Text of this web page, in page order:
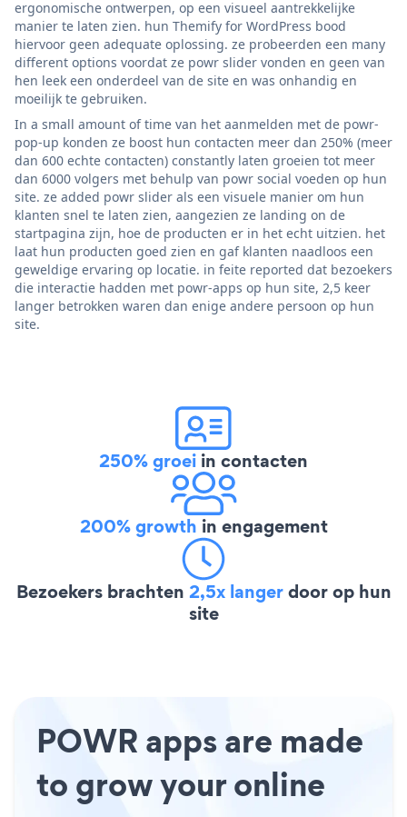
ergonomische ontwerpen, op een visueel aantrekkelijke
manier te laten zien. hun Themify for WordPress bood
hiervoor geen adequate oplossing. ze probeerden een many
different options voordat ze powr slider vonden en geen van
hen leek een onderdeel van de site en was onhandig en
moeilijk te gebruiken.
In a small amount of time van het aanmelden met de powr-
pop-up konden ze boost hun contacten meer dan 250% (meer
dan 600 echte contacten) constantly laten groeien tot meer
dan 6000 volgers met behulp van powr social voeden op hun
site. ze added powr slider als een visuele manier om hun
klanten snel te laten zien, aangezien ze landing on de
startpagina zijn, hoe de producten er in het echt uitzien. het
laat hun producten goed zien en gaf klanten naadloos een
geweldige ervaring op locatie. in feite reported dat bezoekers
die interactie hadden met powr-apps op hun site, 2,5 keer
langer betrokken waren dan enige andere persoon op hun
site.
250% groei in contacten
200% growth in engagement
Bezoekers brachten 2,5x langerdoor op hun
site
POWR apps are made
to grow your online